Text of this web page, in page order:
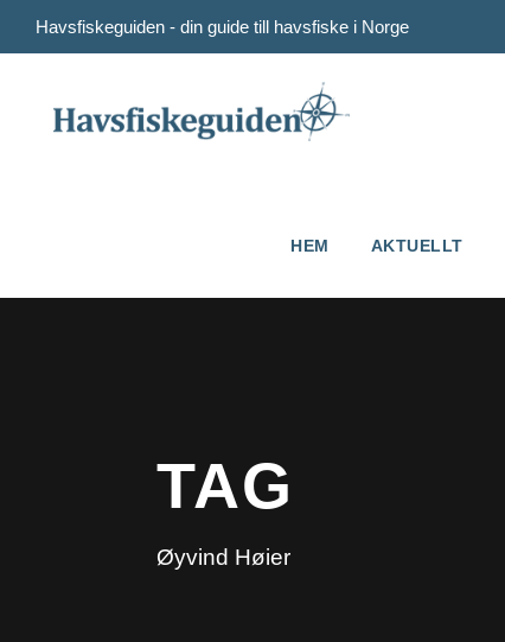
Havsfiskeguiden - din guide till havsfiske i Norge
HEM AKTUELLT
TAG
Øyvind Høier